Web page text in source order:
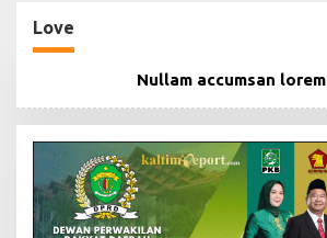
Pemuda
Love
Nullam accumsan lorem